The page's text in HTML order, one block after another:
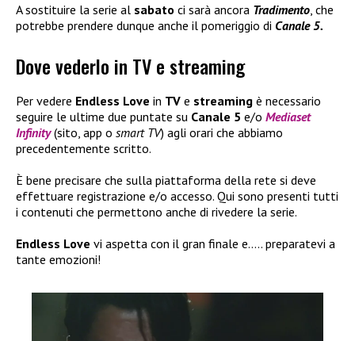
A sostituire la serie al sabato ci sarà ancora Tradimento, che
potrebbe prendere dunque anche il pomeriggio di Canale 5.
Dove vederlo in TV e streaming
Per vedere Endless Love in TV e streaming è necessario
seguire le ultime due puntate su Canale 5 e/o Mediaset
Infinity(sito, app o smart TV) agli orari che abbiamo
precedentemente scritto.
È bene precisare che sulla piattaforma della rete si deve
effettuare registrazione e/o accesso. Qui sono presenti tutti
i contenuti che permettono anche di rivedere la serie.
Endless Love vi aspetta con il gran finale e….. preparatevi a
tante emozioni!